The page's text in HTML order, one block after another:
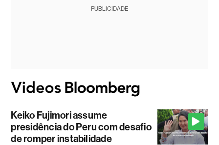
PUBLICIDADE
Keiko Fujimori assume
presidência do Peru com desafio
de romper instabilidade